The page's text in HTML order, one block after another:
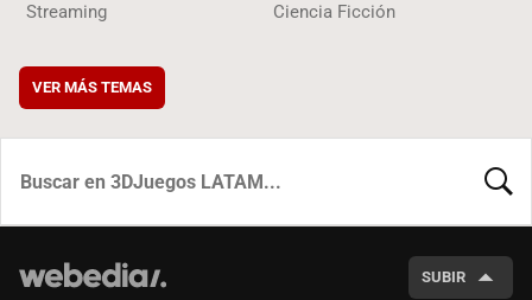
Streaming Ciencia Ficción
VER MÁS TEMAS
SUBIR